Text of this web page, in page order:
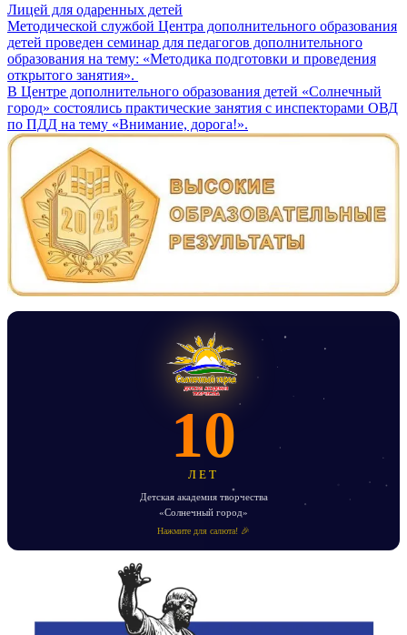
Лицей для одаренных детей
Навигация
по
записям
Методической службой Центра дополнительного образования
детей проведен семинар для педагогов дополнительного
образования на тему: «Методика подготовки и проведения
открытого занятия».
В Центре дополнительного образования детей «Солнечный
город» состоялись практические занятия с инспекторами ОВД
по ПДД на тему «Внимание, дорога!».
10
ЛЕТ
Детская академия творчества
«Солнечный город»
Нажмите для салюта! 🎉